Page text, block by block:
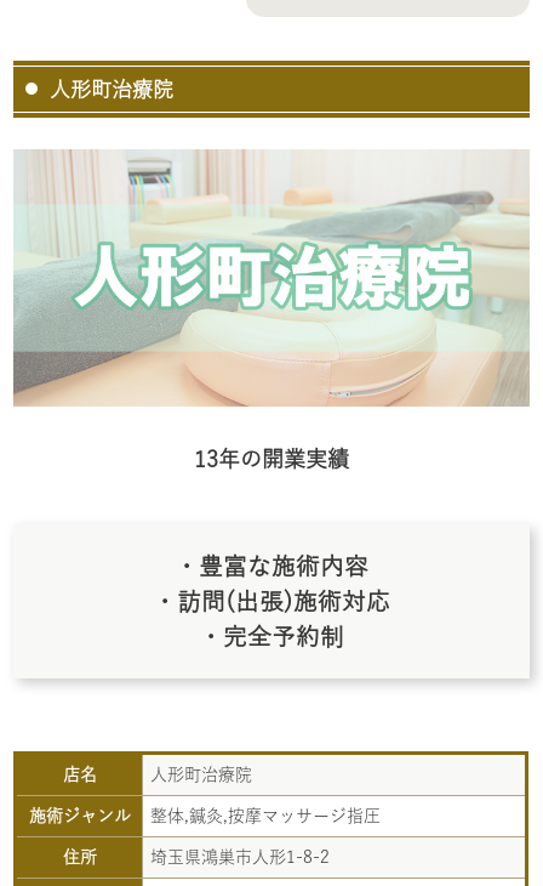
人形町治療院
13年の開業実績
・豊富な施術内容
・訪問(出張)施術対応
・完全予約制
店名 人形町治療院
施術ジャンル 整体,鍼灸,按摩マッサージ指圧
住所 埼玉県鴻巣市人形1-8-2